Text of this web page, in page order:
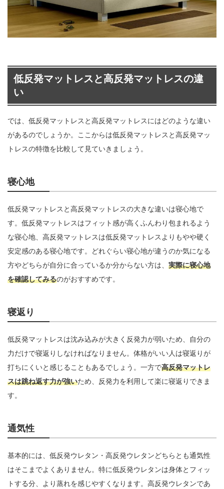
低反発マットレスと高反発マットレスの違
い
では、低反発マットレスと高反発マットレスにはどのような違い
があるのでしょうか。ここからは低反発マットレスと高反発マッ
トレスの特徴を比較して見ていきましょう。
寝心地
低反発マットレスと高反発マットレスの大きな違いは寝心地で
す。低反発マットレスはフィット感が高くふんわり包まれるよう
な寝心地、高反発マットレスは低反発マットレスよりもやや硬く
安定感のある寝心地です。どれぐらい寝心地が違うのか気になる
方やどちらが自分に合っているか分からない方は、 実際に寝心地
を確認してみるのがおすすめです。
寝返り
低反発マットレスは沈み込みが大きく反発力が弱いため、自分の
力だけで寝返りしなければなりません。体格がいい人は寝返りが
打ちにくいと感じることもあるでしょう。一方で高反発マットレ
スは跳ね返す力が強いため、反発力を利用して楽に寝返りできま
す。
通気性
基本的には、低反発ウレタン・高反発ウレタンどちらとも通気性
はそこまでよくありません。特に低反発ウレタンは身体とフィッ
トする分、より蒸れを感じやすくなります。高反発ウレタンであ